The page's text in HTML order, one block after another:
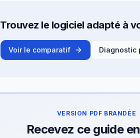
Trouvez le logiciel adapté à
Voir le comparatif Diagnostic
VERSION PDF BRANDÉE
Recevez ce guide